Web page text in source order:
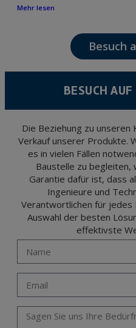
following: attention to your referred
The data in our files are strictly
confidentiality and shall comply with all
Data Protection Regulation (GDPR) 2016.
encrypted. Should these details be sent,
and opposition under the provisions of
Portalada II | c/ Segador 13, 26006 |
Mehr lesen
Besuch
BESUCH
Die Beziehung zu
Verkauf unserer Produkte.
es in vielen Fällen
Baustelle zu begleiten,
Garantie dafür ist, dass
Ingenieure und
Verantwortlichen für jedes
Auswahl der besten
effektivste